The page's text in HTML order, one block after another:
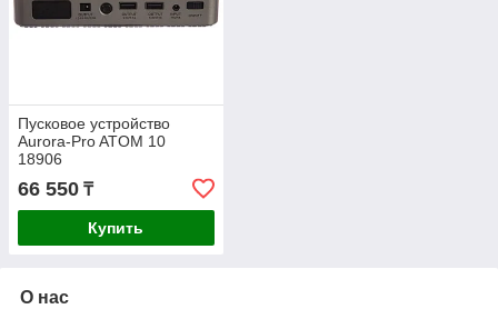
Пусковое устройство
Aurora-Pro ATOM 10
18906
66 550 ₸
Купить
О нас